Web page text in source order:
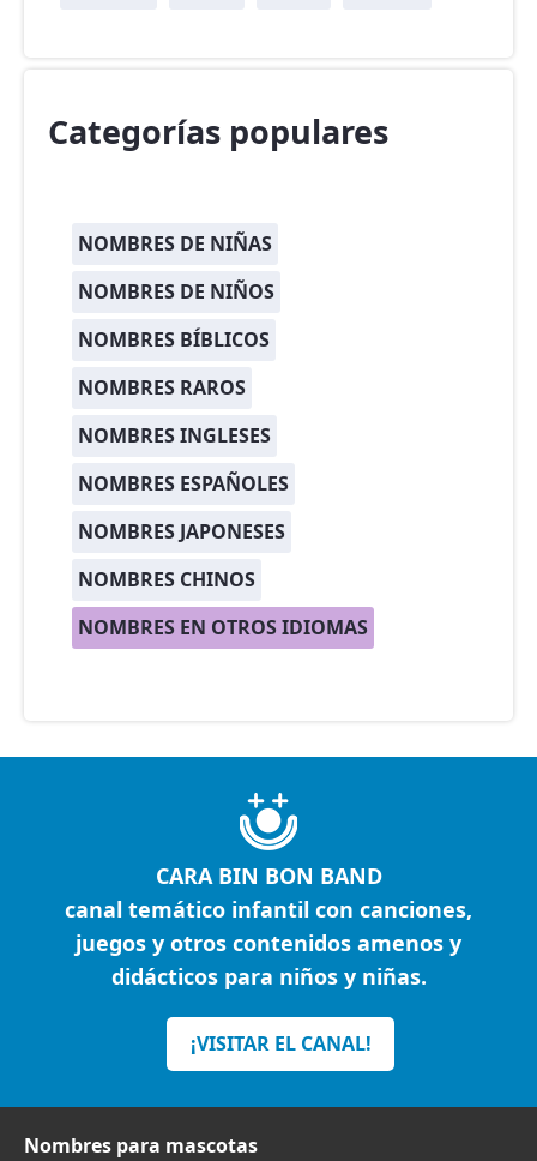
Categorías populares
NOMBRES DE NIÑAS
NOMBRES DE NIÑOS
NOMBRES BÍBLICOS
NOMBRES RAROS
NOMBRES INGLESES
NOMBRES ESPAÑOLES
NOMBRES JAPONESES
NOMBRES CHINOS
NOMBRES EN OTROS IDIOMAS
CARA BIN BON BAND
canal temático infantil con canciones,
juegos y otros contenidos amenos y
didácticos para niños y niñas.
¡VISITAR EL CANAL!
Nombres para mascotas